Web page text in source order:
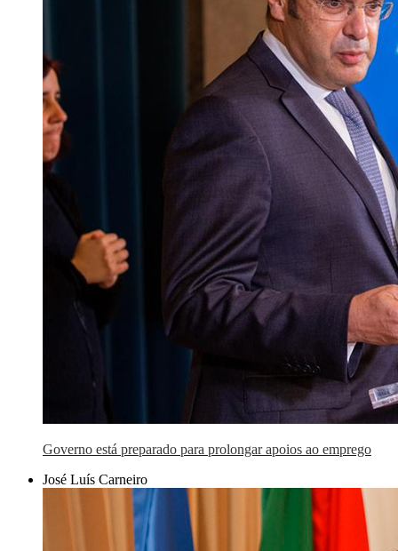
Governo está preparado para prolongar apoios ao emprego
José Luís Carneiro